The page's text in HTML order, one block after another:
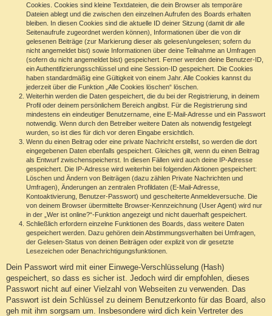
Cookies. Cookies sind kleine Textdateien, die dein Browser als temporäre
Dateien ablegt und die zwischen den einzelnen Aufrufen des Boards erhalten
bleiben. In diesen Cookies sind die aktuelle ID deiner Sitzung (damit dir alle
Seitenaufrufe zugeordnet werden können), Informationen über die von dir
gelesenen Beiträge (zur Markierung dieser als gelesen/ungelesen; sofern du
nicht angemeldet bist) sowie Informationen über deine Teilnahme an Umfragen
(sofern du nicht angemeldet bist) gespeichert. Ferner werden deine Benutzer-ID,
ein Authentifizierungsschlüssel und eine Session-ID gespeichert. Die Cookies
haben standardmäßig eine Gültigkeit von einem Jahr. Alle Cookies kannst du
jederzeit über die Funktion „Alle Cookies löschen“ löschen.
Weiterhin werden die Daten gespeichert, die du bei der Registrierung, in deinem
Profil oder deinem persönlichem Bereich angibst. Für die Registrierung sind
mindestens ein eindeutiger Benutzername, eine E-Mail-Adresse und ein Passwort
notwendig. Wenn durch den Betreiber weitere Daten als notwendig festgelegt
wurden, so ist dies für dich vor deren Eingabe ersichtlich.
Wenn du einen Beitrag oder eine private Nachricht erstellst, so werden die dort
eingegebenen Daten ebenfalls gespeichert. Gleiches gilt, wenn du einen Beitrag
als Entwurf zwischenspeicherst. In diesen Fällen wird auch deine IP-Adresse
gespeichert. Die IP-Adresse wird weiterhin bei folgenden Aktionen gespeichert:
Löschen und Ändern von Beiträgen (dazu zählen Private Nachrichten und
Umfragen), Änderungen an zentralen Profildaten (E-Mail-Adresse,
Kontoaktivierung, Benutzer-Passwort) und gescheiterte Anmeldeversuche. Die
von deinem Browser übermittelte Browser-Kennzeichnung (User Agent) wird nur
in der „Wer ist online?“-Funktion angezeigt und nicht dauerhaft gespeichert.
Schließlich erfordern einzelne Funktionen des Boards, dass weitere Daten
gespeichert werden. Dazu gehören dein Abstimmungsverhalten bei Umfragen,
der Gelesen-Status von deinen Beiträgen oder explizit von dir gesetzte
Lesezeichen oder Benachrichtigungsfunktionen.
Dein Passwort wird mit einer Einwege-Verschlüsselung (Hash)
gespeichert, so dass es sicher ist. Jedoch wird dir empfohlen, dieses
Passwort nicht auf einer Vielzahl von Webseiten zu verwenden. Das
Passwort ist dein Schlüssel zu deinem Benutzerkonto für das Board, also
geh mit ihm sorgsam um. Insbesondere wird dich kein Vertreter des